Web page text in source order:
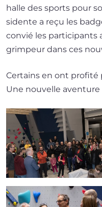
halle des sports pour
si­dente a reçu les
convié les
grim­peur dans ces
Certains en ont
Une nou­velle